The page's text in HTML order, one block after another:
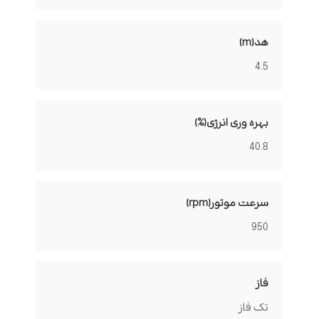
هد(m)
4.5
بهره وری انرژی(%)
40.8
سرعت موتور(rpm)
950
فاز
تک فاز